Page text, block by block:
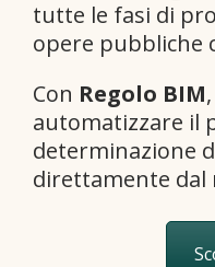
tutte le fasi di
opere pubbliche
Con Regolo BIM
automatizzare il
determinazione
direttamente dal